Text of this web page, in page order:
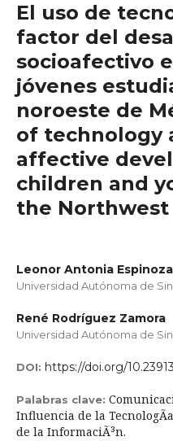
El uso de
factor del
socioafectivo
jóvenes
noroeste de
of technology
affective
children and
the Northwest
Leonor Antonia
Universidad Autónoma de
René Rodríguez Zamora
Universidad Autónoma de
DOI: https://doi.org/
Palabras clave:
Influencia de la
de la InformaciÃ³n.